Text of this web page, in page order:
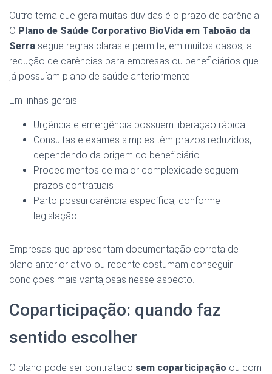
Outro tema que gera muitas dúvidas é o prazo de carência.
O Plano de Saúde Corporativo BioVida em Taboão da
Serra segue regras claras e permite, em muitos casos, a
redução de carências para empresas ou beneficiários que
já possuíam plano de saúde anteriormente.
Em linhas gerais:
Urgência e emergência possuem liberação rápida
Consultas e exames simples têm prazos reduzidos,
dependendo da origem do beneficiário
Procedimentos de maior complexidade seguem
prazos contratuais
Parto possui carência específica, conforme
legislação
Empresas que apresentam documentação correta de
plano anterior ativo ou recente costumam conseguir
condições mais vantajosas nesse aspecto.
Coparticipação: quando faz
sentido escolher
O plano pode ser contratado sem coparticipação ou com